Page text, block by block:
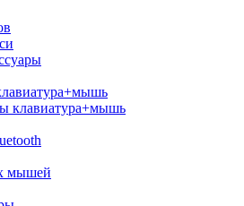
клавиатура+мышь
мышей